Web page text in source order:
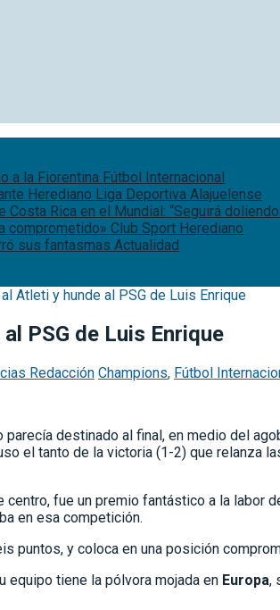
a la Fiorentina Fútbol Internacional
Herediano Liga Deportiva Alajuelense
Rica en el Mundial: “Seguirá
comprometido» Club Sport Herediano
sus fantasmas Actualidad
Atleti y hunde al PSG de Luis Enrique
PSG de Luis Enrique
Redacción Champions, Fútbol
parecía destinado al final, en medio del
el tanto de la victoria (1-2) que relanza
fue un premio fantástico a la labor
en esa competición.
puntos, y coloca en una posición
equipo tiene la pólvora mojada en Europa,